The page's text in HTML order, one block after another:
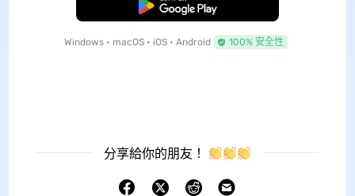
免費下載
Windows • macOS • iOS • Android 100% 安全性
分享給你的朋友！